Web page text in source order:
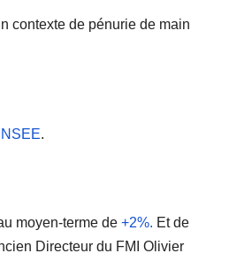
contexte de pénurie de main
INSEE.
moyen-terme de +2%. Et de
Directeur du FMI Olivier